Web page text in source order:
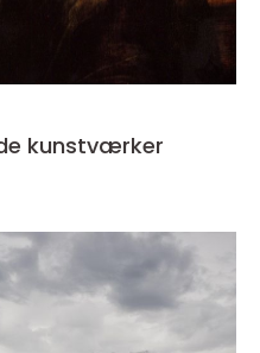
kunstværker